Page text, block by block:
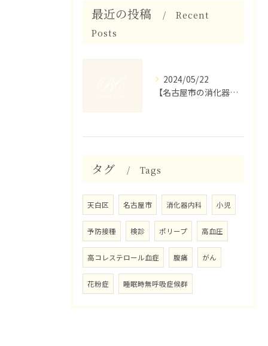
最近の投稿
Recent
Posts
2024/05/22
【名古屋市の消化器内科】胃がん検診のご紹介です。
タグ Tags
天白区 名古屋市 消化器内科 小児
予防接種 検診 ポリープ 高血圧
高コレステロール血症 腹痛 がん
花粉症 睡眠時無呼吸症候群